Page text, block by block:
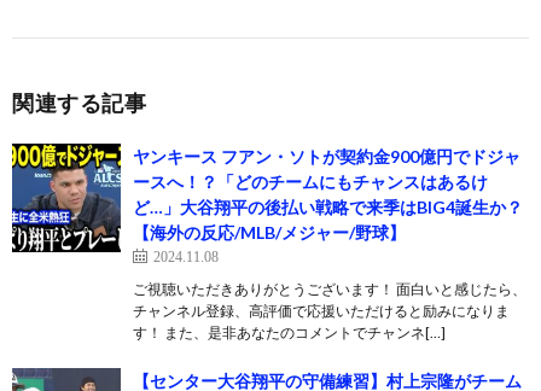
関連する記事
ヤンキース フアン・ソトが契約金900億円でドジャ
ースへ！？「どのチームにもチャンスはあるけ
ど…」大谷翔平の後払い戦略で来季はBIG4誕生か？
【海外の反応/MLB/メジャー/野球】
2024.11.08
ご視聴いただきありがとうございます！ 面白いと感じたら、
チャンネル登録、高評価で応援いただけると励みになりま
す！ また、是非あなたのコメントでチャンネ[…]
【センター大谷翔平の守備練習】村上宗隆がチーム